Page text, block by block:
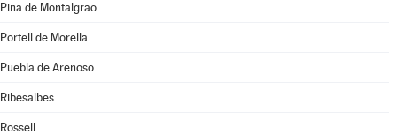
Pina de Montalgrao
Portell de Morella
Puebla de Arenoso
Ribesalbes
Rossell